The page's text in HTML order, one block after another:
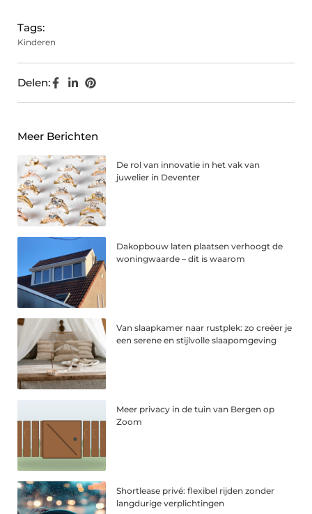
Tags:
Kinderen
Delen:
Meer Berichten
De rol van innovatie in het vak van
juwelier in Deventer
Dakopbouw laten plaatsen verhoogt de
woningwaarde – dit is waarom
Van slaapkamer naar rustplek: zo creëer je
een serene en stijlvolle slaapomgeving
Meer privacy in de tuin van Bergen op
Zoom
Shortlease privé: flexibel rijden zonder
langdurige verplichtingen